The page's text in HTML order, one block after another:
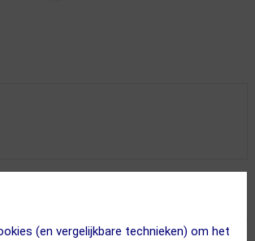
(en vergelijkbare technieken) om het